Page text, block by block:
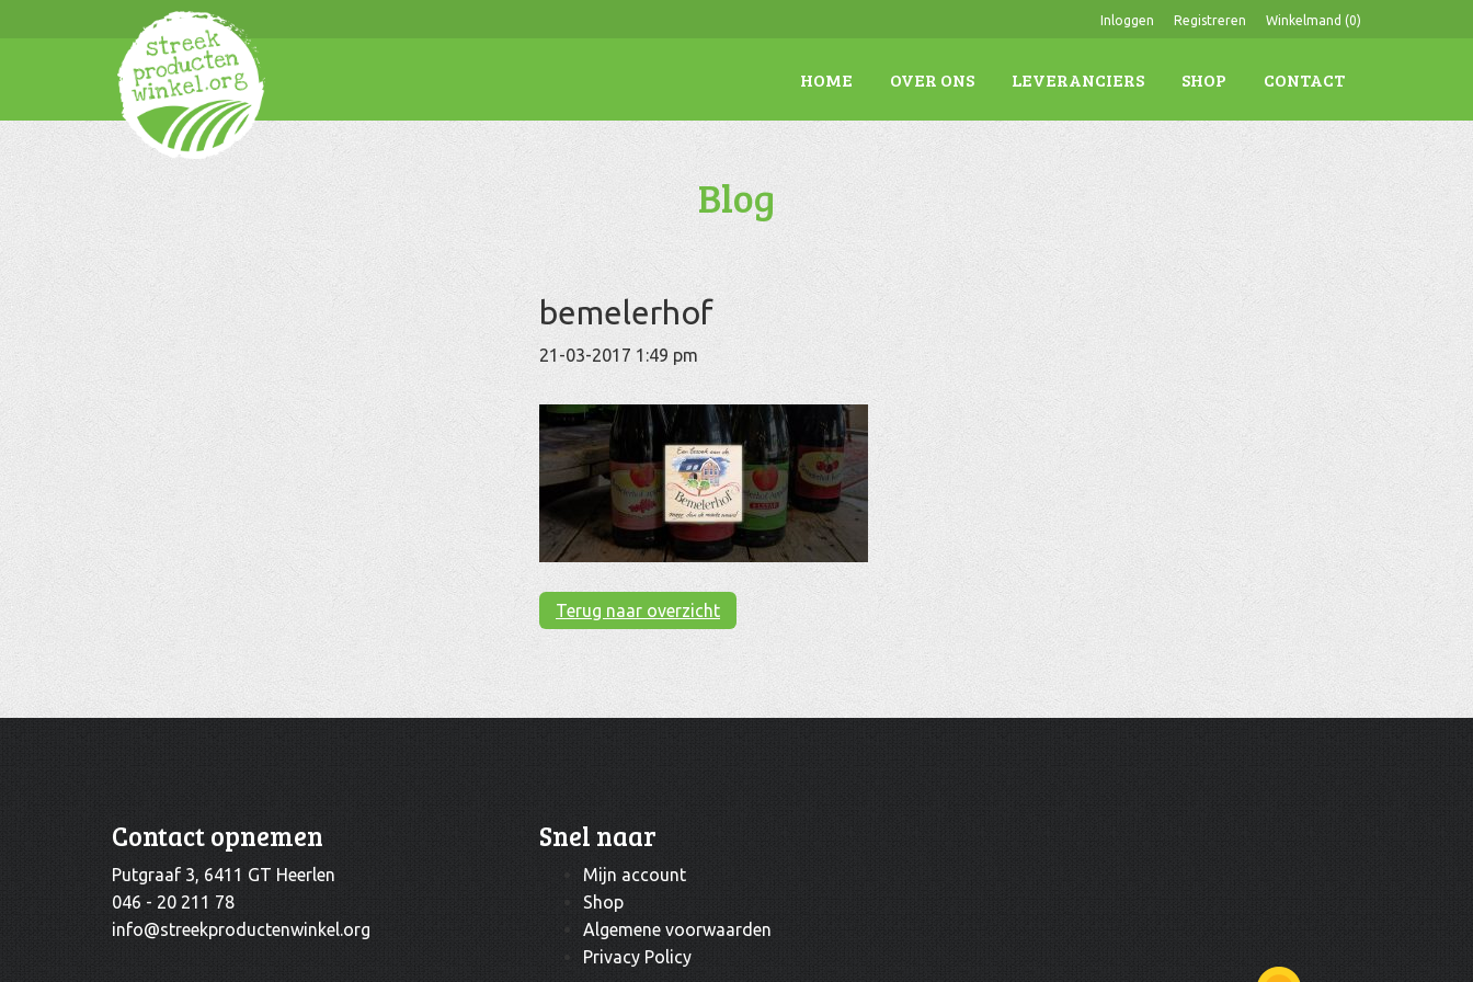
Inloggen Registreren Winkelmand (0)
HOME OVER ONS LEVERANCIERS SHOP CONTACT
Blog
bemelerhof
21-03-2017 1:49 pm
Terug naar overzicht
Contact opnemen
Putgraaf 3, 6411 GT Heerlen
046 - 20 211 78
info@streekproductenwinkel.org
Snel naar
Mijn account
Shop
Algemene voorwaarden
Privacy Policy